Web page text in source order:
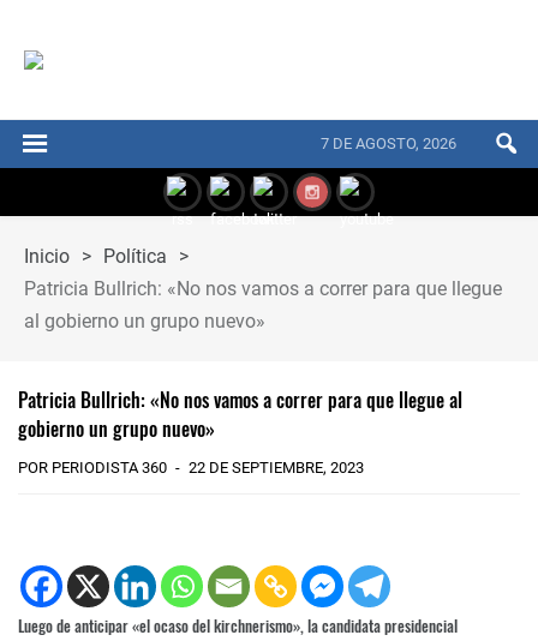
7 DE AGOSTO, 2026
Inicio > Política
>
Patricia Bullrich: «No nos vamos a correr para que llegue
al gobierno un grupo nuevo»
Patricia Bullrich: «No nos vamos a correr para que llegue al
gobierno un grupo nuevo»
POR PERIODISTA 360 22 DE SEPTIEMBRE, 2023
Luego de anticipar «el ocaso del kirchnerismo», la candidata presidencial